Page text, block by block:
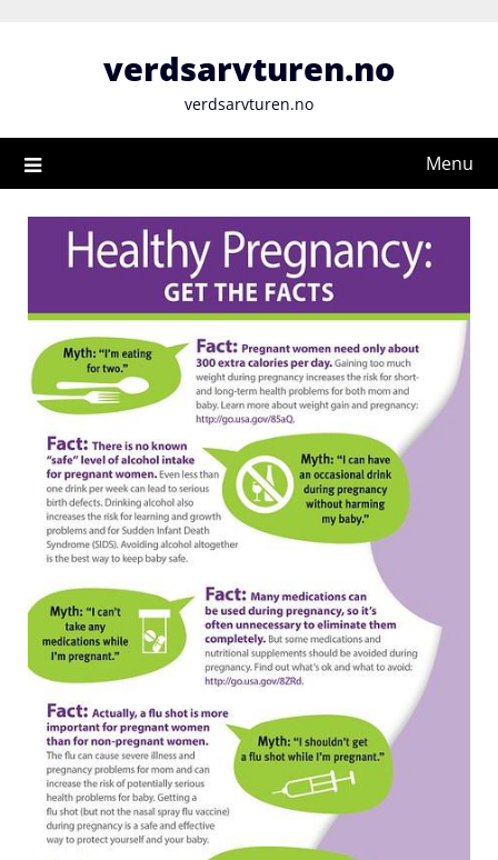
verdsarvturen.no
verdsarvturen.no
Menu